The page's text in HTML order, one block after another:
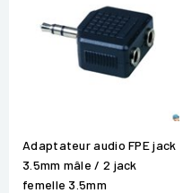
Adaptateur audio FPE jack
3.5mm mâle / 2 jack
femelle 3.5mm